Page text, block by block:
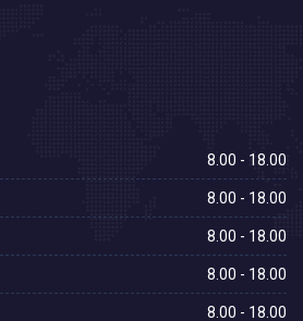
8.00 - 18.00
8.00 - 18.00
8.00 - 18.00
8.00 - 18.00
8.00 - 18.00